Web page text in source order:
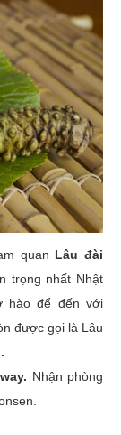
quan Lâu đài
trọng nhất Nhật
hào để đến với
được gọi là Lâu
Nhận phòng